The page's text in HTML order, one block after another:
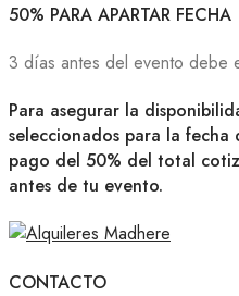
50% PARA APARTAR FECHA
3 días antes del evento debe
Para asegurar la
seleccionados para la
pago del 50% del total
antes de tu evento.
CONTACTO